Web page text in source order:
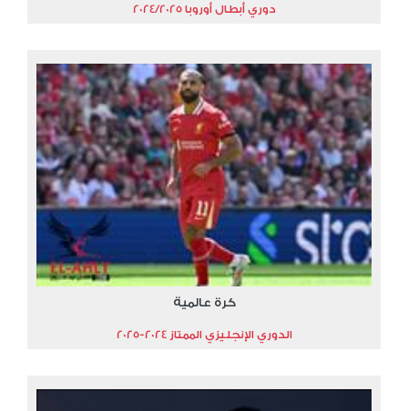
دوري أبطال أوروبا 2024/2025
كرة عالمية
الدوري الإنجليزي الممتاز 2024-2025